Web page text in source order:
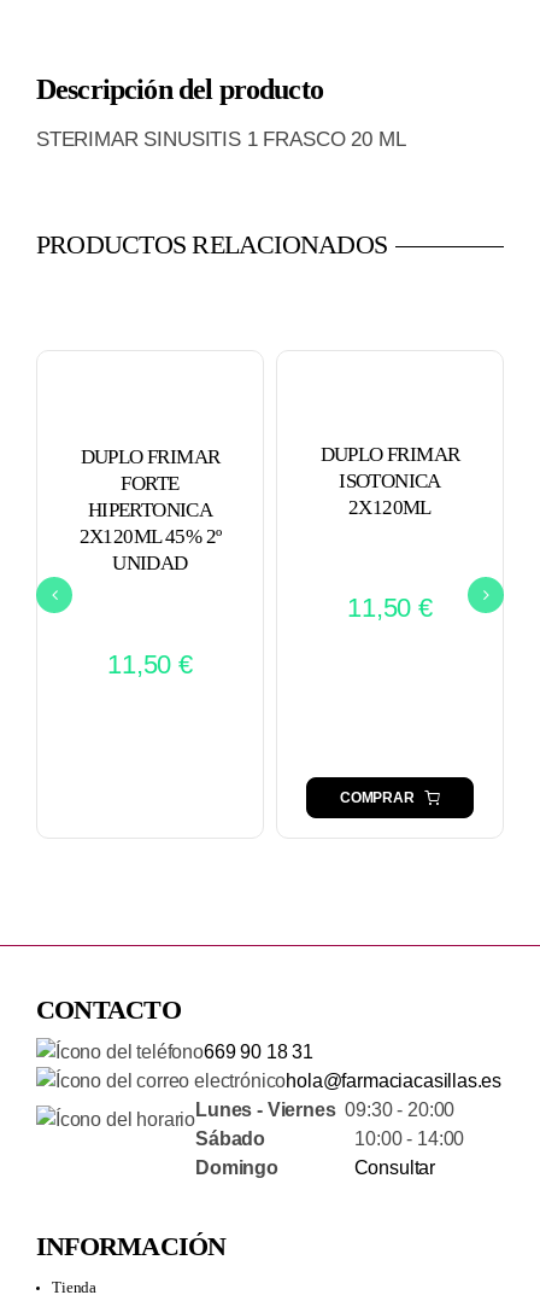
20
Descripción del producto
STERIMAR SINUSITIS 1 FRASCO 20 ML
PRODUCTOS RELACIONADOS
DUPLO FRIMAR
FORTE
HIPERTONICA
2X120ML 45% 2º
UNIDAD
11,50 €
DUPLO FRIMAR
ISOTONICA
2X120ML
11,50 €
COMPRAR
CONTACTO
669 90 18 31
hola@farmaciacasillas.es
Lunes - Viernes09:30 - 20:00
Sábado 10:00 - 14:00
Domingo
Consultar
INFORMACIÓN
Tienda